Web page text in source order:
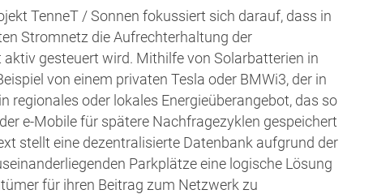
TenneT / Sonnen fokussiert sich darauf, dass in
Stromnetz die Aufrechterhaltung der
gesteuert wird. Mithilfe von Solarbatterien in
von einem privaten Tesla oder BMWi3, der in
regionales oder lokales Energieüberangebot, das so
e-Mobile für spätere Nachfragezyklen gespeichert
stellt eine dezentralisierte Datenbank aufgrund der
Parkplätze eine logische Lösung
für ihren Beitrag zum Netzwerk zu